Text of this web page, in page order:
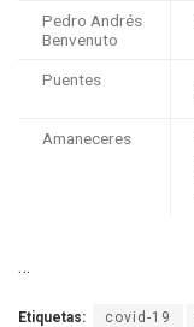
Pedro Andrés
Benvenuto
Puentes
Amaneceres
…
Etiquetas: covid-19